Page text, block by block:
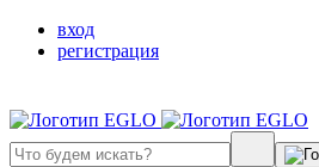
вход
регистрация